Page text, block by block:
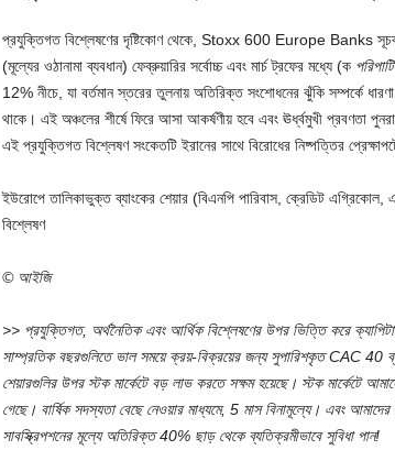
প্রযুক্তিগত বিশ্লেষণের দৃষ্টিকোণ থেকে, Stoxx 600 Europe Banks
(মূল্যের ওঠানামা ব্যবধান) ফেব্রুয়ারির সর্বোচ্চ এবং মার্চ ট্রফের মধ্যে (ক পরিপাটি
12% নীচে, যা বর্তমান স্তরের তুলনায় অতিরিক্ত সংশোধনের ঝুঁকি সম্পর্কে
থাকে। এই অঞ্চলের শীর্ষে ফিরে আসা আকর্ষণীয় হবে এবং ঊর্ধ্বমুখী প্রবণতা
এই প্রযুক্তিগত বিশ্লেষণ সংকেতটি ইরানের সাথে বিরোধের নিষ্পত্তির
ইউরোপে তালিকাভুক্ত ব্যাংকের শেয়ার (বিএনপি পারিবাস, ক্রেডিট এগ্রিকোল,
বিশ্লেষণ
© আইজি
>> প্রযুক্তিগত, অর্থনৈতিক এবং আর্থিক বিশ্লেষণের উপর ভিত্তি করে
সাম্প্রতিক বছরগুলিতে ভাল সময়ে ক্রয়-বিক্রয়ের জন্য সুপারিশকৃত CAC 40
শেয়ারগুলির উপর স্টক মার্কেটে বড় লাভ করতে সক্ষম হয়েছে। স্টক মার্কেটে
গেছে। বার্ষিক সদস্যতা বেছে নেওয়ার মাধ্যমে, 5 মাস বিনামূল্যে। এবং
সাবস্ক্রিপশনের মূল্যে অতিরিক্ত 40% ছাড় থেকে ব্যতিক্রমীভাবে সুবিধা পান!